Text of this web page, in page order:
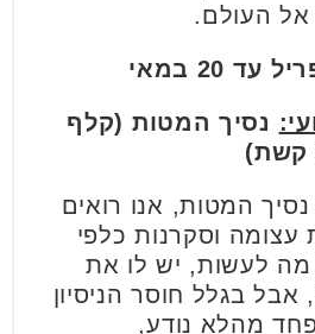
אל העולם.
נסיך המטות (קלף
קשת)
המטות, אנו רואים
וסקרנות כלפי
מה לעשות, יש לו את
בגלל חוסר הניסיון
מהלא נודע,